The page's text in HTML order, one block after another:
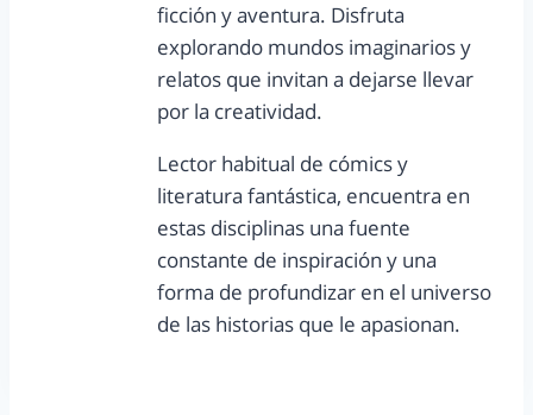
ficción y aventura. Disfruta
explorando mundos imaginarios y
relatos que invitan a dejarse llevar
por la creatividad.
Lector habitual de cómics y
literatura fantástica, encuentra en
estas disciplinas una fuente
constante de inspiración y una
forma de profundizar en el universo
de las historias que le apasionan.